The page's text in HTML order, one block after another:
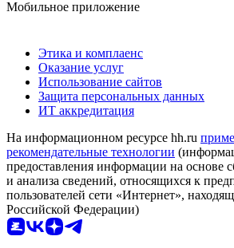
Мобильное приложение
Этика и комплаенс
Оказание услуг
Использование сайтов
Защита персональных данных
ИТ аккредитация
На информационном ресурсе hh.ru
рекомендательные технологии
предоставления информации на основе
и анализа сведений, относящихся к
пользователей сети «Интернет»,
Российской Федерации)